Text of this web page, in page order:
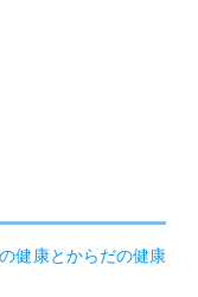
健康とからだの健康